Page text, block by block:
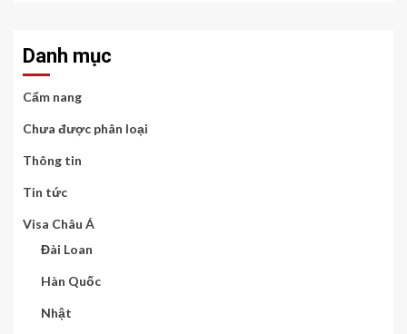
Danh mục
Cẩm nang
Chưa được phân loại
Thông tin
Tin tức
Visa Châu Á
Đài Loan
Hàn Quốc
Nhật